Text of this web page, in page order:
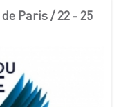
Paris / 22 - 25